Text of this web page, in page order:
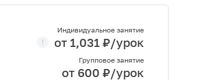
Индивидуальное занятие
от 1,031₽/урок
Групповое занятие
от 600 ₽/урок